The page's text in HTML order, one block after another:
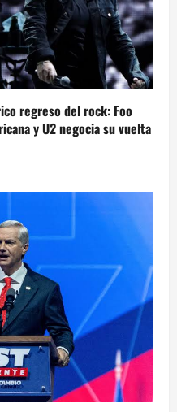
regreso del rock: Foo
y U2 negocia su vuelta